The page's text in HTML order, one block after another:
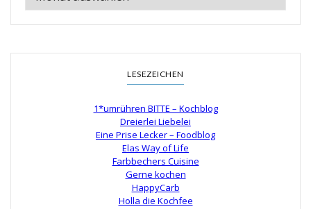
LESEZEICHEN
1*umrühren BITTE – Kochblog
Dreierlei Liebelei
Eine Prise Lecker – Foodblog
Elas Way of Life
Farbbechers Cuisine
Gerne kochen
HappyCarb
Holla die Kochfee